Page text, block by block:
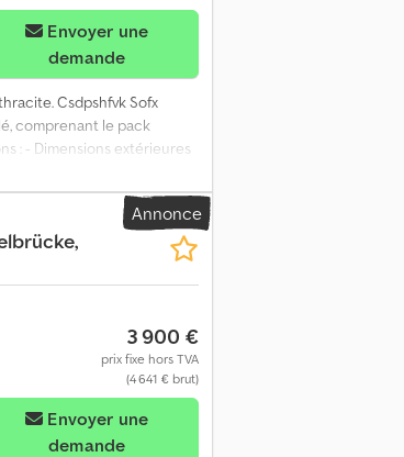
demande
Csdpshfvk Sofx
comprenant le pack
: - Dimensions extérieures
(en mm) : longueur
: largeur 2 370 mm,
et montage possibles
votre entreprise et
Annonce
3 900 €
prix fixe hors TVA
(4 641 € brut)
demande